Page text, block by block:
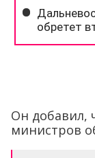
Он добавил,
министров